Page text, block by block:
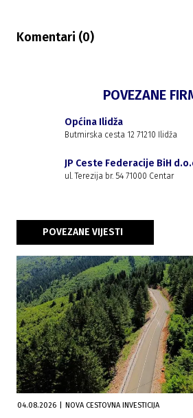
Komentari (0)
POVEZANE
Općina Ilidža
Butmirska cesta 12 71210 Ilidža
JP Ceste Federacije BiH
ul. Terezija br. 54 71000 Centar
POVEZANE VIJESTI
04.08.2026 NOVA CESTOVNA INVESTICIJA